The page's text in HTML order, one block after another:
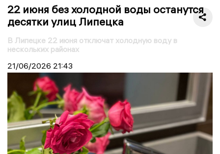
22 июня без холодной воды останутся
десятки улиц Липецка
В Липецке 22 июня отключат холодную воду в
нескольких районах
21/06/2026 21:43